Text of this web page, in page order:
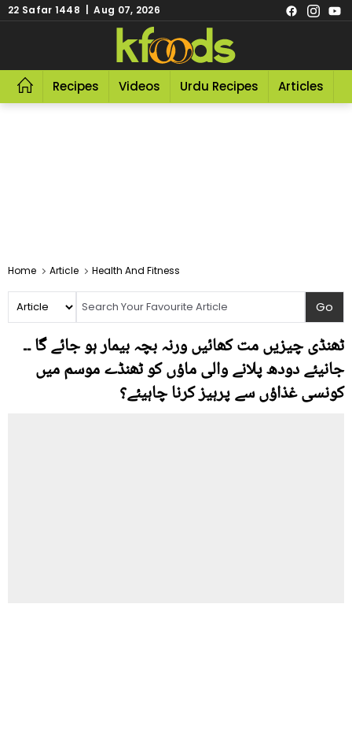
22 Safar 1448 | Aug 07, 2026
Recipes Videos Urdu Recipes Articles
Home Article Health And Fitness
ٹھنڈی چیزیں مت کھائیں ورنہ بچہ بیمار ہو جائے گا ۔۔
جانیئے دودھ پلانے والی ماؤں کو ٹھنڈے موسم میں
کونسی غذاؤں سے پرہیز کرنا چاہیئے؟